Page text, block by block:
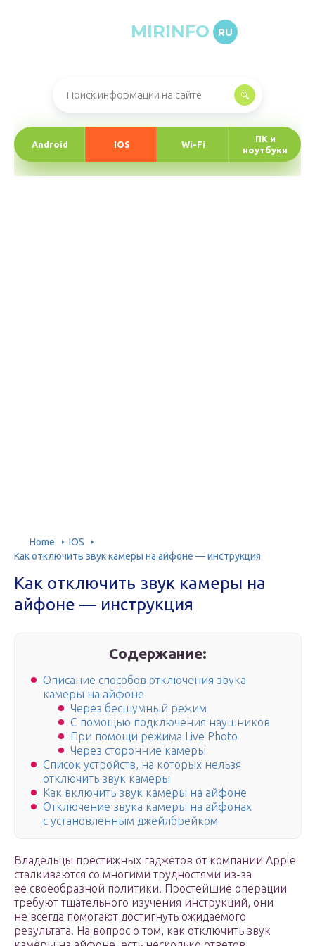
MIRINFO RU
Android IOS Wi-Fi
ПК и
ноутбуки
Home
IOS
Как отключить звук камеры на айфоне — инструкция
Как отключить звук камеры на
айфоне — инструкция
Содержание:
Описание способов отключения звука
камеры на айфоне
Через бесшумный режим
С помощью подключения наушников
При помощи режима Live Photo
Через сторонние камеры
Список устройств, на которых нельзя
отключить звук камеры
Как включить звук камеры на айфоне
Отключение звука камеры на айфонах
с установленным джейлбрейком
Владельцы престижных гаджетов от компании Apple
сталкиваются со многими трудностями из-за
ее своеобразной политики. Простейшие операции
требуют тщательного изучения инструкций, они
не всегда помогают достигнуть ожидаемого
результата. На вопрос о том, как отключить звук